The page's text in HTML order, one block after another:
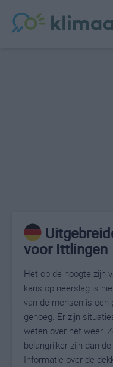
voor Ittlingen
Het op de hoogte zijn
kans op neerslag is
van de mensen is een
genoeg. Er zijn
weten over het weer.
belangrijker zijn dan
Informatie over de